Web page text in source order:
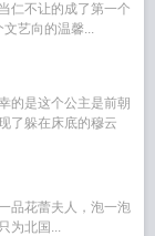
仁不让的成了第一个
文艺向的温馨...
的是这个公主是前朝
了躲在床底的穆云
品花蕾夫人，泡一泡
为北国...